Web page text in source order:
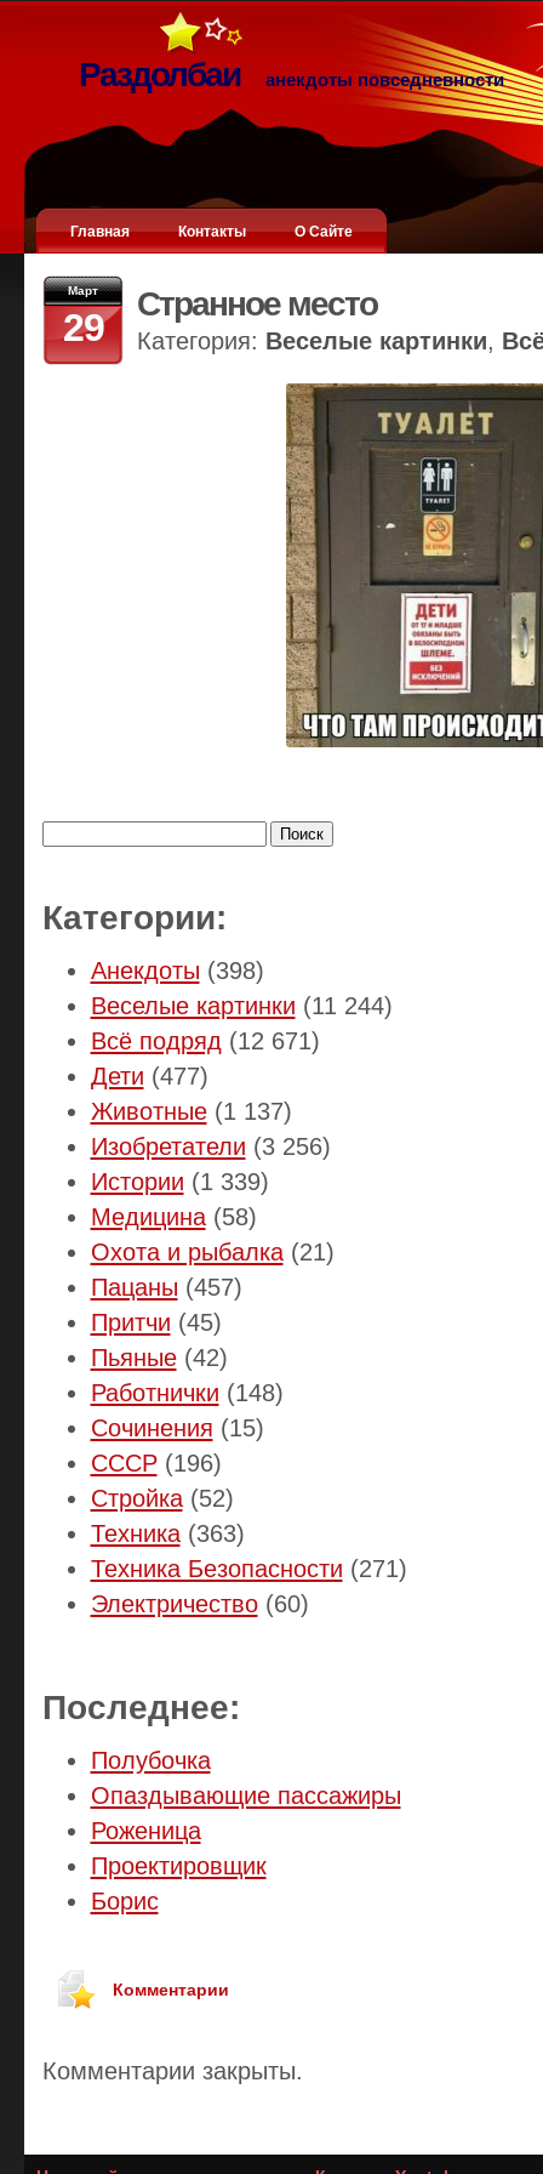
Раздолбаи анекдоты повседневности
Главная Контакты О Сайте
Март
29
Странное место
Категория: Веселые картинки,
Категории:
Анекдоты (398)
Веселые картинки (11 244)
Всё подряд (12 671)
Дети (477)
Животные(1 137)
Изобретатели (3 256)
Истории (1 339)
Медицина(58)
Охота и рыбалка(21)
Пацаны (457)
Притчи (45)
Пьяные(42)
Работнички (148)
Сочинения (15)
СССР(196)
Стройка(52)
Техника(363)
Техника Безопасности (271)
Электричество(60)
Последнее:
Полубочка
Опаздывающие пассажиры
Роженица
Проектировщик
Борис
Комментарии
Комментарии закрыты.